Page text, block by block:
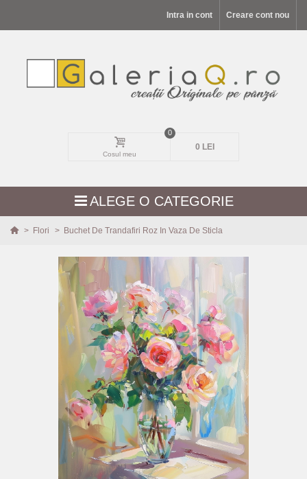
Intra in cont Creare cont nou
Cosul meu
0
0 LEI
ALEGE O CATEGORIE
> Flori > Buchet De Trandafiri Roz In Vaza De Sticla